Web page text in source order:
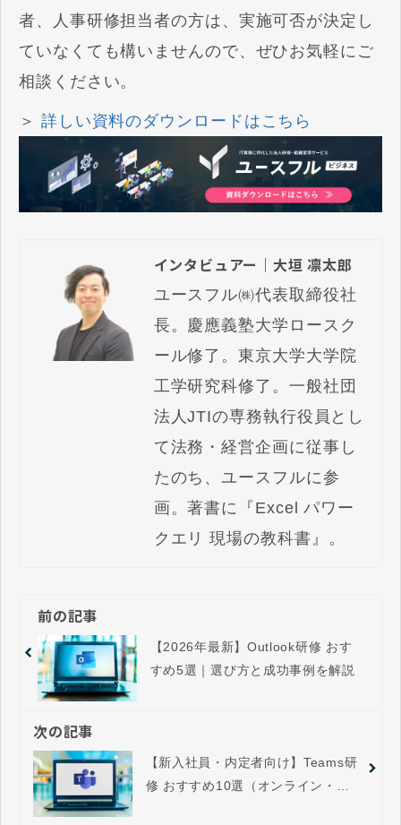
者、人事研修担当者の方は、実施可否が決定し
ていなくても構いませんので、ぜひお気軽にご
相談ください。
＞ 詳しい資料のダウンロードはこちら
インタビュアー｜大垣 凛太郎
ユースフル㈱代表取締役社
長。慶應義塾大学ロースク
ール修了。東京大学大学院
工学研究科修了。一般社団
法人JTIの専務執行役員とし
て法務・経営企画に従事し
たのち、ユースフルに参
画。著書に『Excel パワー
クエリ 現場の教科書』。
前の記事
【2026年最新】Outlook研修 おす
すめ5選｜選び方と成功事例を解説
次の記事
【新入社員・内定者向け】Teams研
修 おすすめ10選（オンライン・対